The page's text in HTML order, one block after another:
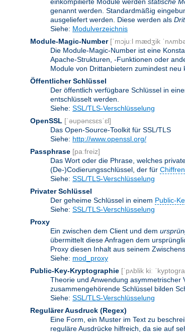
genannt werden. Standardmäßig
ausgeliefert werden. Diese werden als
Siehe: Modulverzeichnis
Module-Magic-Number [ˈmɔjuːl mædʒik
Die Module-Magic-Number ist eine
Apache-Strukturen, -Funktionen oder
Module von Drittanbietern zumindest
Öffentlicher Schlüssel
Der öffentlich verfügbare Schlüssel in
entschlüsselt werden.
Siehe: SSL/TLS-Verschlüsselung
OpenSSL [ˈəupənɛsɛsˈɛl]
Das Open-Source-Toolkit für SSL/TLS
Siehe: http://www.openssl.org/
Passphrase [paːfreiz]
Das Wort oder die Phrase, welches
(De-)Codierungsschlüssel, der für Chiffren
Siehe: SSL/TLS-Verschlüsselung
Privater Schlüssel
Der geheime Schlüssel in einem Public-
Siehe: SSL/TLS-Verschlüsselung
Proxy
Ein zwischen dem Client und dem
übermittelt diese Anfragen dem
Proxy diesen Inhalt aus seinem
Siehe: mod_proxy
Public-Key-Kryptographie [ˈpʌblik kiː
Theorie und Anwendung
zusammengehörende Schlüssel bilden
Siehe: SSL/TLS-Verschlüsselung
Regulärer Ausdruck (Regex)
Eine Form, ein Muster im Text zu
reguläre Ausdrücke hilfreich, da sie auf